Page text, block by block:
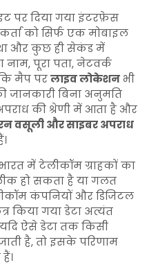
पर दिया गया इंटरफ़ेस
को सिर्फ एक मोबाइल
और कुछ ही सेकंड में
पूरा पता, नेटवर्क
मैप परलाइव लोकेशन भी
जानकारी बिना अनुमति
की श्रेणी में आता है और
वसूली और साइबर अपराध
में टेलीकॉम ग्राहकों का
हो सकता है या गलत
कंपनियों और डिजिटल
किया गया डेटा अत्यंत
ऐसे डेटा तक किसी
है, तो इसके परिणाम